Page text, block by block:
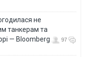
не
танкерам та
— Bloomberg
97